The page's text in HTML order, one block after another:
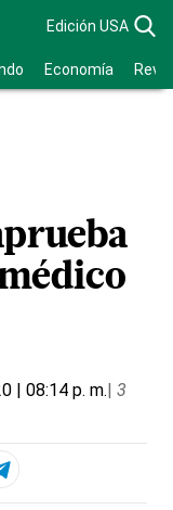
Edición USA
Economía
| 08:14 p. m.| 3